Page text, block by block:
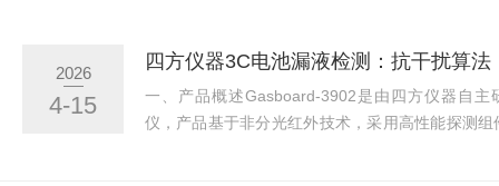
2026
4-15
四方仪器3C电池漏液检测：抗干扰算法
一、产品概述Gasboard-3902是由四方仪器自
仪，产品基于非分光红外技术，采用高性能探测